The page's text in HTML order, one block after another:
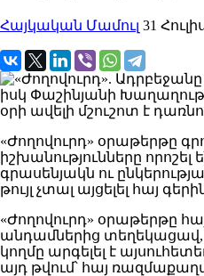
Հայկական Մամուլ 31
«Ժողովուրդ» օրաթերթը
իշխանությունները
գրասենյակն ու
թույլ չտալ այցելել հայ
«Ժողովուրդ» օրաթերթը
անդամներից
կողմը արգելել է
այդ թվում՝ հայ